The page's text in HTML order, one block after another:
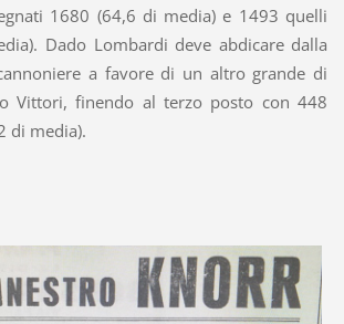
1680 (64,6 di media) e 1493 quelli
Dado Lombardi deve abdicare dalla
a favore di un altro grande di
Vittori, finendo al terzo posto con 448
di media).